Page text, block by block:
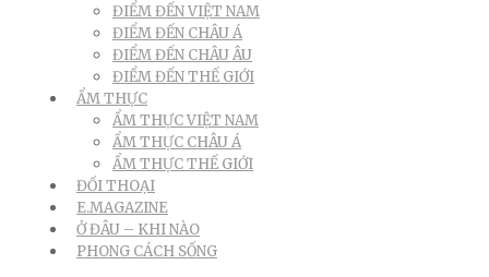
ĐIỂM ĐẾN VIỆT NAM
ĐIỂM ĐẾN CHÂU Á
ĐIỂM ĐẾN CHÂU ÂU
ĐIỂM ĐẾN THẾ GIỚI
ẨM THỰC
ẨM THỰC VIỆT NAM
ẨM THỰC CHÂU Á
ẨM THỰC THẾ GIỚI
ĐỐI THOẠI
E.MAGAZINE
Ở ĐÂU – KHI NÀO
PHONG CÁCH SỐNG